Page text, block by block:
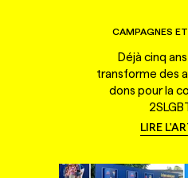
CAMPAGNES
Déjà cinq
transforme des
dons pour la
LIRE